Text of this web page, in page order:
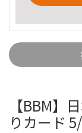
【BBM】
りカード